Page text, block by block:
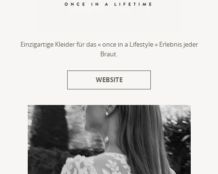
Einzigartige Kleider für das « once in a Lifestyle » Erlebnis jeder
Braut.
WEBSITE